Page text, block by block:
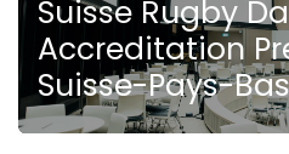
Suisse Rugby
Accreditation
Suisse-Pays-Bas